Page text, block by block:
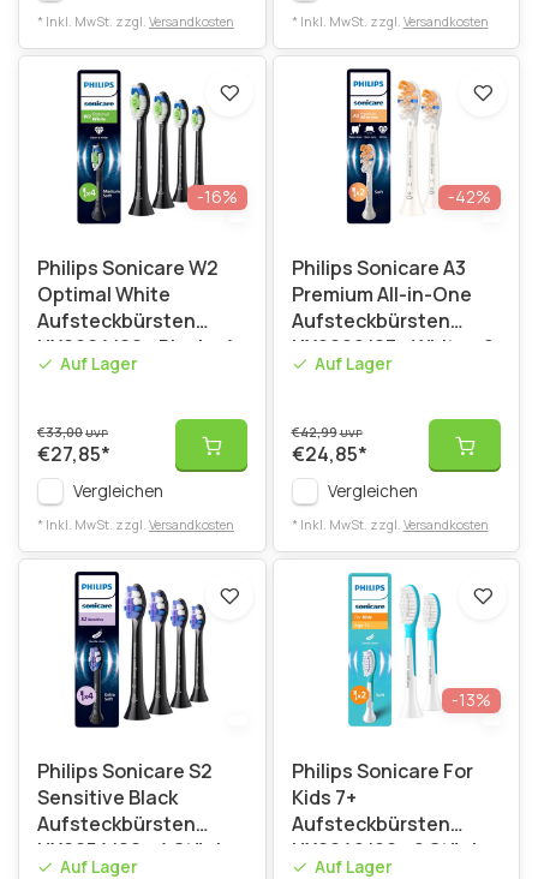
* Inkl. MwSt. zzgl. Versandkosten * Inkl. MwSt. zzgl. Versandkosten
-16%
Philips Sonicare W2
Optimal White
Aufsteckbürsten
HX6064/88 - Black - 4
StückAuf Lager
€33,00UVP
€27,85*
Vergleichen
* Inkl. MwSt. zzgl. Versandkosten
-42%
Philips Sonicare A3
Premium All-in-One
Aufsteckbürsten
HX9092/87 - White - 2
StückAuf Lager
€42,99UVP
€24,85*
Vergleichen
* Inkl. MwSt. zzgl. Versandkosten
Philips Sonicare S2
Sensitive Black
Aufsteckbürsten
HX6054/88 - 4 Stück
Auf Lager
-13%
Philips Sonicare For
Kids 7+
Aufsteckbürsten
HX6042/90 - 2 Stück
Auf Lager